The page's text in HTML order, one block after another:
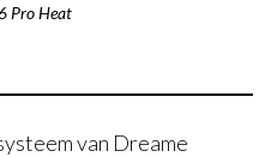
Pro Heat
van Dreame